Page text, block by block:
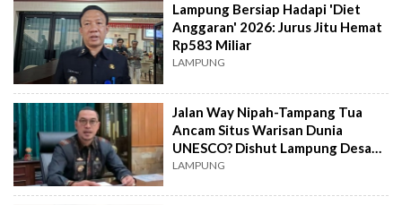
Lampung Bersiap Hadapi 'Diet
Anggaran' 2026: Jurus Jitu Hemat
Rp583 Miliar
LAMPUNG
Jalan Way Nipah-Tampang Tua
Ancam Situs Warisan Dunia
UNESCO? Dishut Lampung Desak
Peninjauan Ulang
LAMPUNG